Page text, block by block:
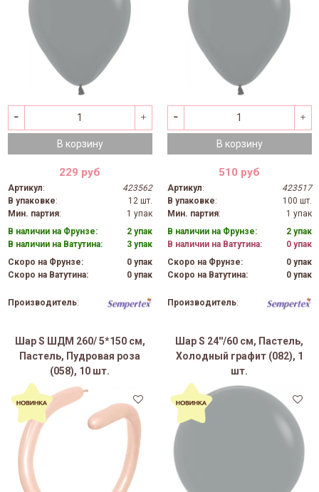
В корзину
229 руб
Артикул:
423562
В упаковке:
12 шт.
Мин. партия:
1 упак
В наличии на Фрунзе:
2 упак
В наличии на Ватутина:
3 упак
Скоро на Фрунзе:
0 упак
Скоро на Ватутина:
0 упак
Производитель:
В корзину
510 руб
Артикул:
423517
В упаковке:
100 шт.
Мин. партия:
1 упак
В наличии на Фрунзе:
2 упак
В наличии на Ватутина:
0 упак
Скоро на Фрунзе:
0 упак
Скоро на Ватутина:
0 упак
Производитель:
Шар S ШДМ 260/ 5*150 см,
Пастель, Пудровая роза
(058), 10 шт.
Шар S 24''/60 см, Пастель,
Холодный графит (082), 1
шт.